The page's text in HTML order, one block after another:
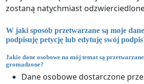
zostaną natychmiast
W jaki sposób przetwarzane są moje
podpisuję petycję lub edytuję swój
Jakie dane osobowe na mój temat są
gromadzone?
Dane osobowe dostarczone